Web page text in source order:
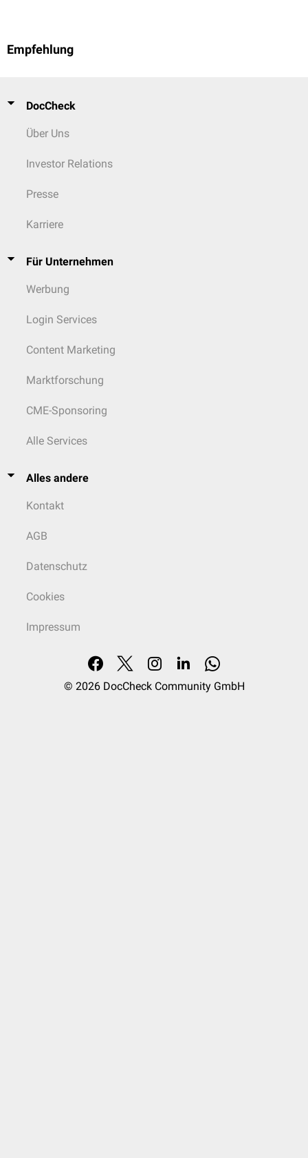
Empfehlung
DocCheck
Über Uns
Investor Relations
Presse
Karriere
Für Unternehmen
Werbung
Login Services
Content Marketing
Marktforschung
CME-Sponsoring
Alle Services
Alles andere
Kontakt
AGB
Datenschutz
Cookies
Impressum
© 2026 DocCheck Community GmbH